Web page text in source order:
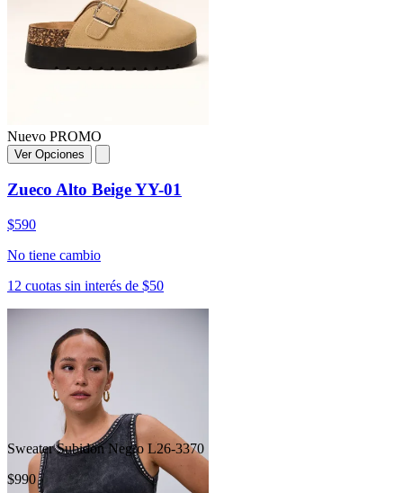
Nuevo PROMO
Ver Opciones
Zueco Alto Beige YY-01
$590
No tiene cambio
12 cuotas sin interés de $50
Sweater Subidon Negro L26-3370
$990